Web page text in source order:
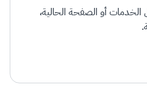
أو الصفحة الحالية،